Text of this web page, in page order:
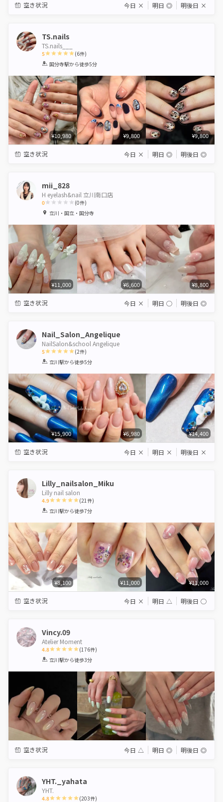
空き状況 今日 × 明日 ◎ 明後日 ×
TS.nails
TS.nails___
5
1 2 3 4 5
(6件)
国分寺駅から徒歩5分
¥10,980 ¥9,800 ¥9,800
空き状況 今日 × 明日 ◎ 明後日 ◎
mii_828
H eyelash&nail 立川南口店
0
1 2 3
4 5
(0件)
立川・国立・国分寺
¥11,000 ¥6,600 ¥8,800
空き状況 今日 × 明日 ◯ 明後日 ◎
Nail_Salon_Angelique
NailSalon&school Angelique
5
1 2 3 4 5
(2件)
立川駅から徒歩5分
¥15,900 ¥6,980 ¥14,400
空き状況 今日 × 明日 × 明後日 ×
Lilly_nailsalon_Miku
Lilly nail salon
4.9
1 2 3 4 5
(21件)
立川駅から徒歩7分
¥8,100 ¥11,000 ¥11,000
空き状況 今日 × 明日 △ 明後日 ◯
Vincy.09
Atelier Moment
4.8
1 2 3 4 5
(176件)
立川駅から徒歩3分
空き状況 今日 △ 明日 ◎ 明後日 ◎
YHT._yahata
YHT.
4.8 (203件)